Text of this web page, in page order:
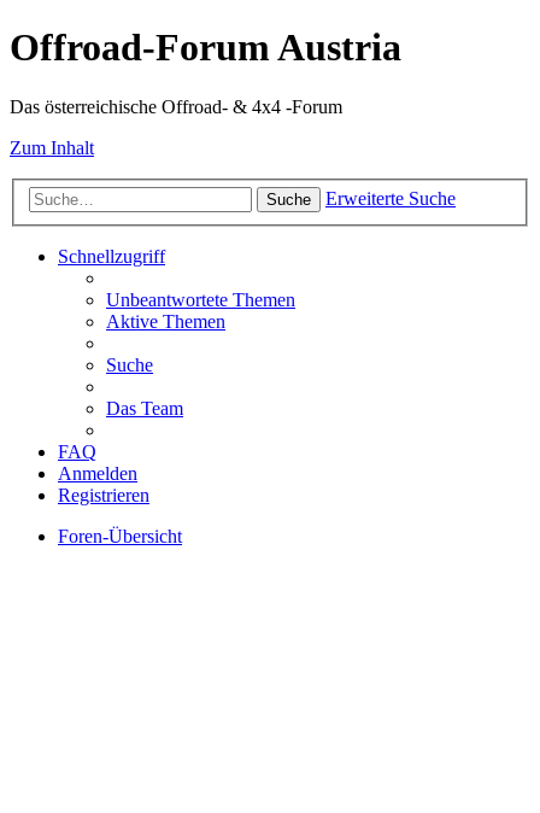
Offroad-Forum Austria
Das österreichische Offroad- & 4x4 -Forum
Zum Inhalt
Suche Erweiterte Suche
Schnellzugriff
Unbeantwortete Themen
Aktive Themen
Suche
Das Team
FAQ
Anmelden
Registrieren
Foren-Übersicht